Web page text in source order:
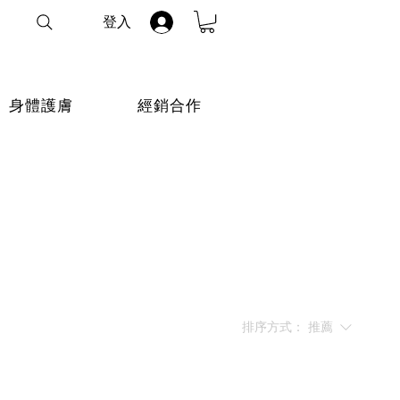
登入
身體護膚 經銷合作
排序方式： 推薦